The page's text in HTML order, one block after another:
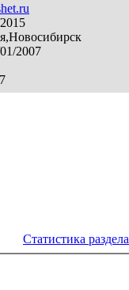
2007
Статистика раздела